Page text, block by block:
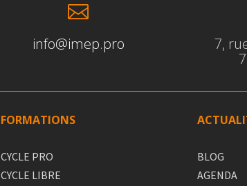

info@imep.pro
7,
FORMATIONS
CYCLE PRO
CYCLE LIBRE
BLOG
AGENDA